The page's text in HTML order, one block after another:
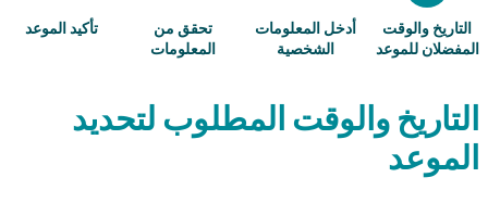
التاريخ والوقت
المفضلان للموعد
أدخل المعلومات
الشخصية
تحقق من
المعلومات
تأكيد الموعد
التاريخ والوقت المطلوب لتحديد
الموعد